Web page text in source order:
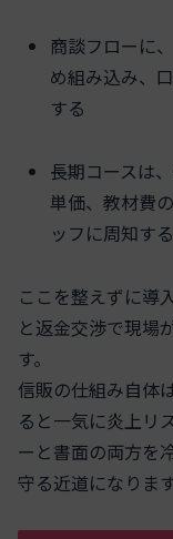
商談フローに
め組み込み、
する
長期コースは
単価、教材費
ッフに周知する
ここを整えずに導
と返金交渉で現場
す。
信販の仕組み自体
ると一気に炎上リ
ーと書面の両方を
守る近道になります